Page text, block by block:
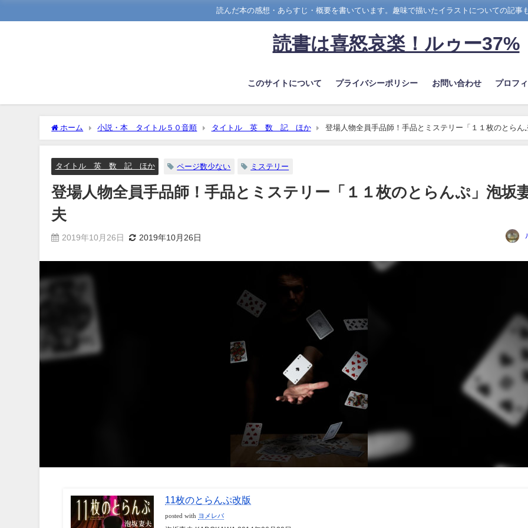
読んだ本の感想・あらすじ・概要を書いています。趣味で描いたイラストについての記事
読書は喜怒哀楽！ルゥー37%
このサイトについて プライバシーポリシー お問い合わせ プロフ
ホーム 小説・本 タイトル５０音順 タイトル 英 数 記 ほか
登場人物全員手品師！手品とミステリー「１１枚のとらん
泡坂妻夫
タイトル 英 数 記 ほか ページ数少ない ミステリー
登場人物全員手品師！手品とミステリー「１１枚のとらんぷ」泡坂
夫
2019年10月26日 2019年10月26日
11枚のとらんぷ改版
posted with ヨメレバ